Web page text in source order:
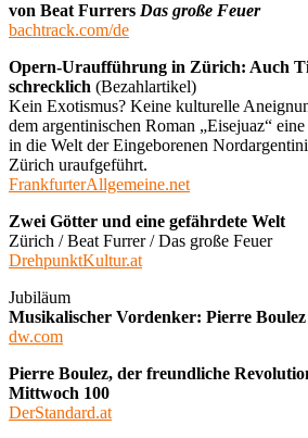
von Beat Furrers Das große Feuer
bachtrack.com/de
Opern-Uraufführung in Zürich: Auch
schrecklich (Bezahlartikel)
Kein Exotismus? Keine kulturelle
dem argentinischen Roman „Eisejuaz“
in die Welt der Eingeborenen
Zürich uraufgeführt.
FrankfurterAllgemeine.net
Zwei Götter und eine gefährdete Welt
Zürich / Beat Furrer / Das große Feuer
DrehpunktKultur.at
Jubiläum
Musikalischer Vordenker: Pierre Boulez
dw.com
Pierre Boulez, der freundliche
Mittwoch 100
DerStandard.at